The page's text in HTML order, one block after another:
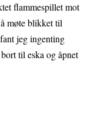
flammespillet mot
møte blikket til
jeg ingenting
til eska og åpnet